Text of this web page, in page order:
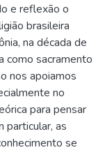
e reflexão o
brasileira
na década de
como sacramento
nos apoiamos
no
para pensar
particular, as
se